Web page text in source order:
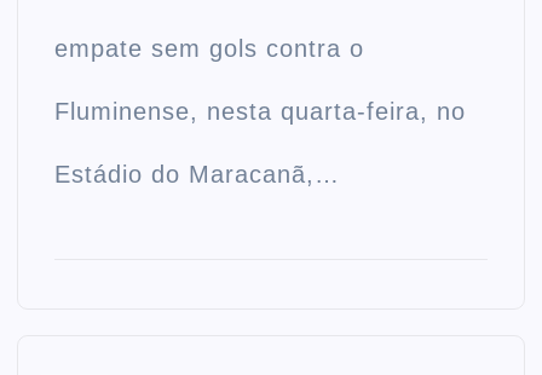
empate sem gols contra o
Fluminense, nesta quarta-feira, no
Estádio do Maracanã,…